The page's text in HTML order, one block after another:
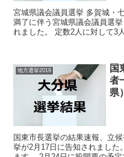
宮城県議会議員選挙 多賀城・
満了に伴う宮城県議会議員選
れました。 定数2人に対して3
地方選挙2019
国
者
県）
国東市長選挙の結果速報、立
挙が2月17日に告知されました